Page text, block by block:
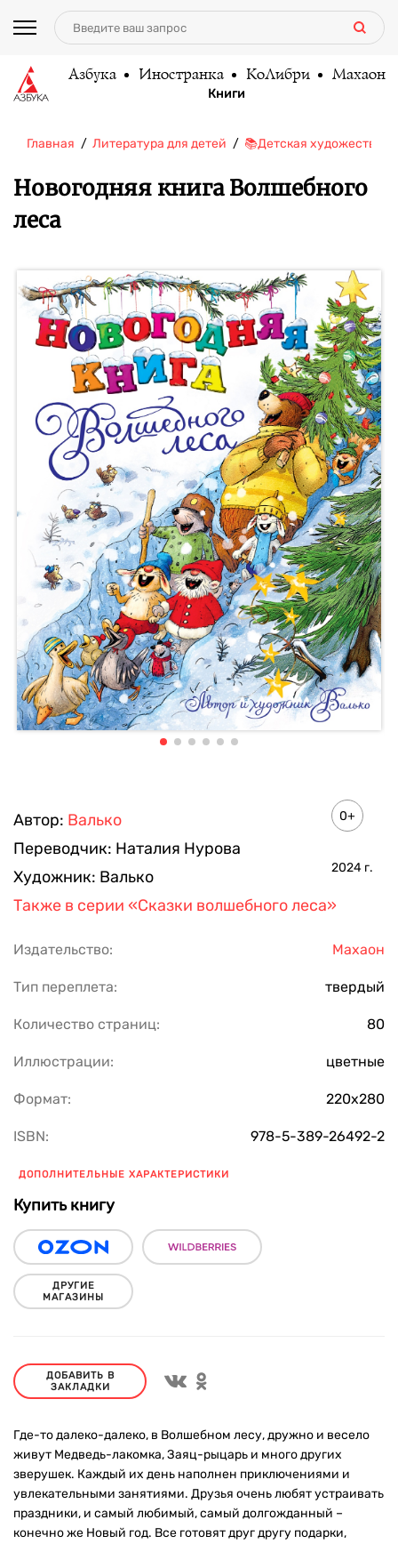
Азбука Иностранка КоЛибри Махаон
Книги
Главная Литература для детей 📚Детская
Новогодняя книга Волшебного
леса
Автор: Валько
Переводчик: Наталия Нурова
Художник: Валько
0+
2024 г.
Также в серии «Сказки волшебного леса»
Издательство: Махаон
Тип переплета: твердый
Количество страниц: 80
Иллюстрации: цветные
Формат: 220х280
ISBN: 978-5-389-26492-2
ДОПОЛНИТЕЛЬНЫЕ ХАРАКТЕРИСТИКИ
Купить книгу
ДРУГИЕ
МАГАЗИНЫ
ДОБАВИТЬ В
ЗАКЛАДКИ
Где-то далеко-далеко, в Волшебном лесу, дружно и весело
живут Медведь-лакомка, Заяц-рыцарь и много других
зверушек. Каждый их день наполнен приключениями и
увлекательными занятиями. Друзья очень любят устраивать
праздники, и самый любимый, самый долгожданный –
конечно же Новый год. Все готовят друг другу подарки,